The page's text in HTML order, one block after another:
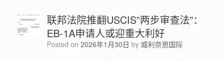
联邦法院推翻USCIS”两步审查法”：
EB-1A申请人或迎重大利好
Posted on 2026年1月30日 by 威利奈思国际